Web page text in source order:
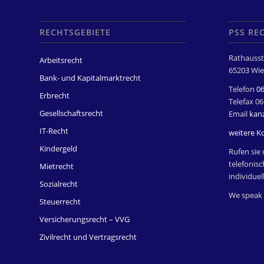
RECHTSGEBIETE
Arbeitsrecht
Bank- und Kapitalmarktrecht
Erbrecht
Gesellschaftsrecht
IT-Recht
Kindergeld
Mietrecht
Sozialrecht
Steuerrecht
Versicherungsrecht – VVG
Zivilrecht und Vertragsrecht
PSS
65203
Telefon
Telefax
Email
weitere
Rufen
We speak